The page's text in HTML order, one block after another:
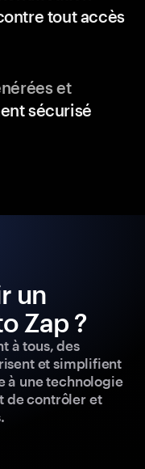
tout accès
et
sécurisé
un
Zap ?
à tous, des
et simplifient
à une technologie
de contrôler et